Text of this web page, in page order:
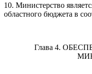
10. Министерство
областного бюджета в
Глава 4.